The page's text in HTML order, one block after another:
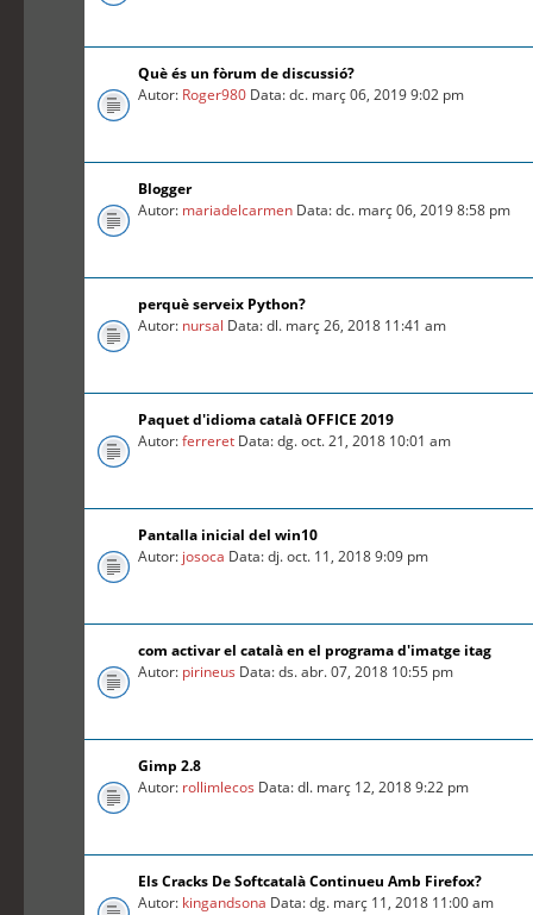
Què és un fòrum de discussió?
Autor: Roger980 Data: dc. març 06, 2019 9:02 pm
Blogger
Autor: mariadelcarmen Data: dc. març 06, 2019 8:58 pm
perquè serveix Python?
Autor: nursal Data: dl. març 26, 2018 11:41 am
Paquet d'idioma català OFFICE 2019
Autor:ferreret Data: dg. oct. 21, 2018 10:01 am
Pantalla inicial del win10
Autor: josoca Data: dj. oct. 11, 2018 9:09 pm
com activar el català en el programa d'imatge itag
Autor: pirineus Data: ds. abr. 07, 2018 10:55 pm
Gimp 2.8
Autor: rollimlecos Data: dl. març 12, 2018 9:22 pm
Els Cracks De Softcatalà Continueu Amb Firefox?
Autor: kingandsona Data: dg. març 11, 2018 11:00 am